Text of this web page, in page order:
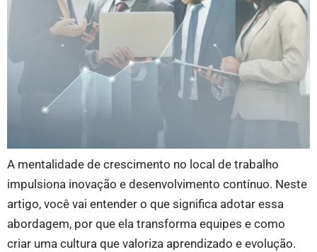
A mentalidade de crescimento no local de trabalho
impulsiona inovação e desenvolvimento contínuo. Neste
artigo, você vai entender o que significa adotar essa
abordagem, por que ela transforma equipes e como
criar uma cultura que valoriza aprendizado e evolução.